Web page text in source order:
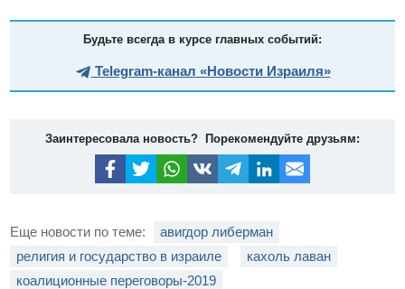
Будьте всегда в курсе главных событий:
Telegram-канал «Новости Израиля»
Заинтересовала новость? Порекомендуйте друзьям:
Еще новости по теме:
авигдор либерман
религия и государство в израиле
кахоль лаван
коалиционные переговоры-2019